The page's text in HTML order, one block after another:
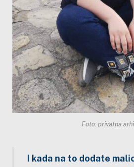
Foto: privatna
I kada na to dodate